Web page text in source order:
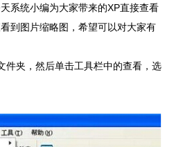
系统小编为大家带来的XP直接查看
到图片缩略图，希望可以对大家有
件夹，然后单击工具栏中的查看，选